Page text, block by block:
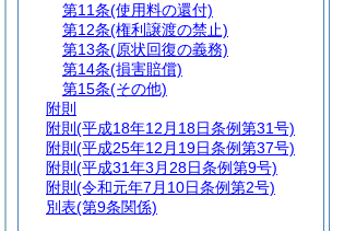
第11条(使用料の還付)
第12条(権利譲渡の禁止)
第13条(原状回復の義務)
第14条(損害賠償)
第15条(その他)
附則
附則 (平成18年12月18日条例第31号)
附則 (平成25年12月19日条例第37号)
附則 (平成31年3月28日条例第9号)
附則 (令和元年7月10日条例第2号)
別表(第9条関係)